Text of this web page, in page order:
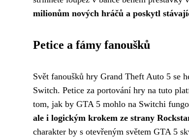
milionům nových hráčů a poskytl
Petice a fámy fanoušků
Svět fanoušků hry Grand Theft Auto 5 se
Switch. Petice za portování hry na tuto
tom, jak by GTA 5 mohlo na Switchi
ale i logickým krokem ze strany
charakter by s otevřeným světem GTA 5